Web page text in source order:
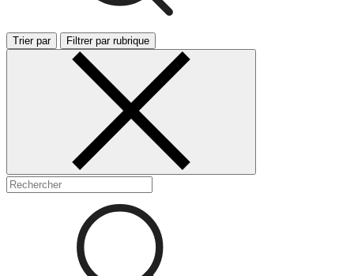
Trier par Filtrer par rubrique